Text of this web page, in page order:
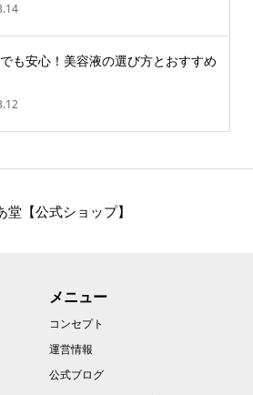
も安心！美容液の選び方とおすすめ
堂【公式ショップ】
メニュー
コンセプト
運営情報
公式ブログ